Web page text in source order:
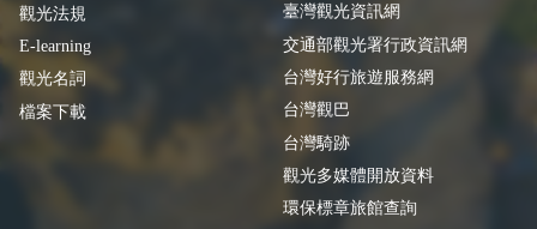
觀光法規
E-learning
觀光名詞
檔案下載
臺灣觀光資訊網
交通部觀光署行政資訊網
台灣好行旅遊服務網
台灣觀巴
台灣騎跡
觀光多媒體開放資料
環保標章旅館查詢